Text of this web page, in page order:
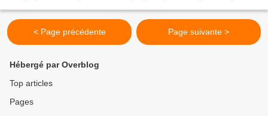
< Page précédente Page suivante >
Hébergé par Overblog
Top articles
Pages